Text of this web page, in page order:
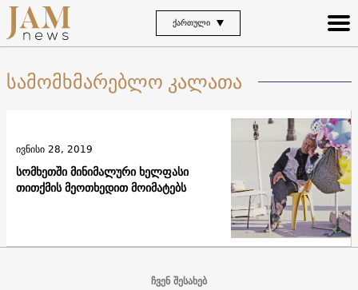
ᲥᲐᲠᲗᲣᲚᲘ
სამომხმარებლო კალათა
სომხეთში მინიმალური ხელფასი
თითქმის მეოთხედით მოიმატებს
ივნისი 28, 2019
ჩვენ შესახებ